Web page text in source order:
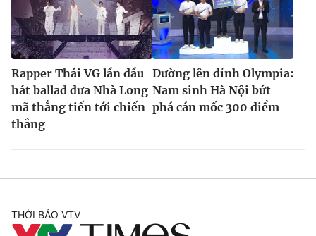
Rapper Thái VG lần đầu
hát ballad đưa Nhà Long
mã thẳng tiến tới chiến
thắng
Đường lên đỉnh Olympia:
Nam sinh Hà Nội bứt
phá cán mốc 300 điểm
THỜI BÁO VTV